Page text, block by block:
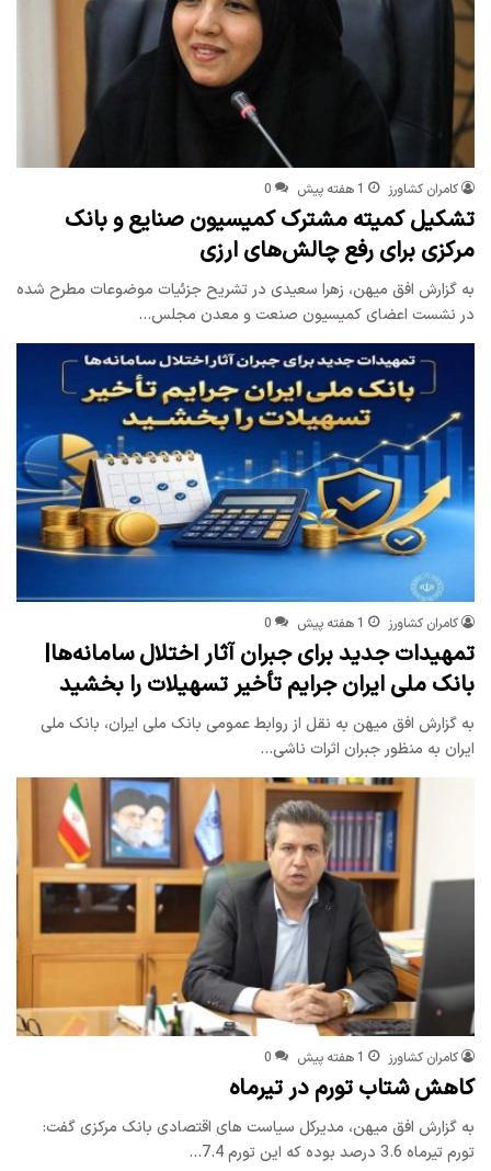
کامران کشاورز 1 هفته پیش 0
تشکیل کمیته مشترک کمیسیون صنایع و بانک
مرکزی برای رفع چالش‌های ارزی
به گزارش افق میهن، زهرا سعیدی در تشریح جزئیات موضوعات مطرح شده
در نشست اعضای کمیسیون صنعت و معدن مجلس…
کامران کشاورز 1 هفته پیش 0
تمهیدات جدید برای جبران آثار اختلال سامانه‌ها|
بانک ملی ایران جرایم تأخیر تسهیلات را بخشید
به گزارش افق میهن به نقل از روابط عمومی بانک ملی ایران، بانک ملی
ایران به منظور جبران اثرات ناشی…
کامران کشاورز 1 هفته پیش 0
کاهش شتاب تورم در تیرماه
به گزارش افق میهن، مدیرکل سیاست های اقتصادی بانک مرکزی گفت:
تورم تیرماه 3.6 درصد بوده که این تورم 7.4…